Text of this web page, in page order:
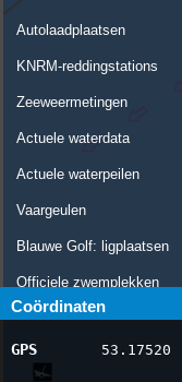
Autolaadplaatsen
KNRM-reddingstations
Zeeweermetingen
Actuele waterdata
Actuele waterpeilen
Vaargeulen
Blauwe Golf: ligplaatsen
Officiele zwemplekken
Stremmingen/hinder
AIS scheepsposities
Coördinaten
GPS 53.17520